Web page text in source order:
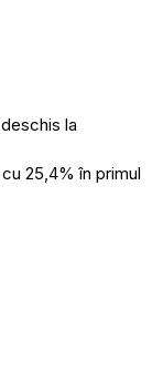
la
25,4% în primul